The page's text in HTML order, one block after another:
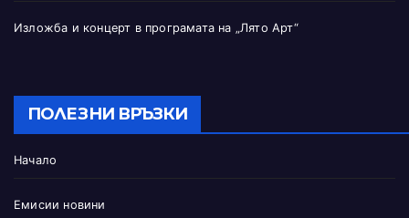
Изложба и концерт в програмата на „Лято Арт“
ПОЛЕЗНИ ВРЪЗКИ
Начало
Емисии новини